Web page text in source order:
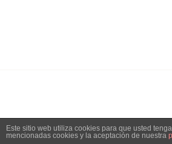
Este sitio web utiliza cookies para que usted
mencionadas cookies y la aceptación de nuestra